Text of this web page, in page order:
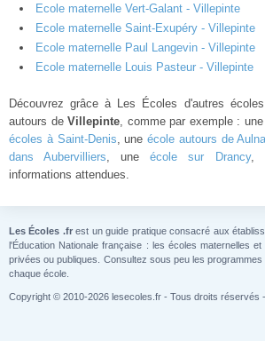
Ecole maternelle Vert-Galant - Villepinte
Ecole maternelle Saint-Exupéry - Villepinte
Ecole maternelle Paul Langevin - Villepinte
Ecole maternelle Louis Pasteur - Villepinte
Découvrez grâce à Les Écoles d'autres
autours deVillepinte, comme par exemple :
écoles à Saint-Denis, uneécole autours de
dans Aubervilliers, uneécole sur Drancy,
informations attendues.
Les Écoles .frest un guide pratique consacré aux
l'Éducation Nationale française : les écoles maternelles
privées ou publiques. Consultez sous peu les
chaque école.
Copyright © 2010-2026 lesecoles.fr - Tous droits réservés -